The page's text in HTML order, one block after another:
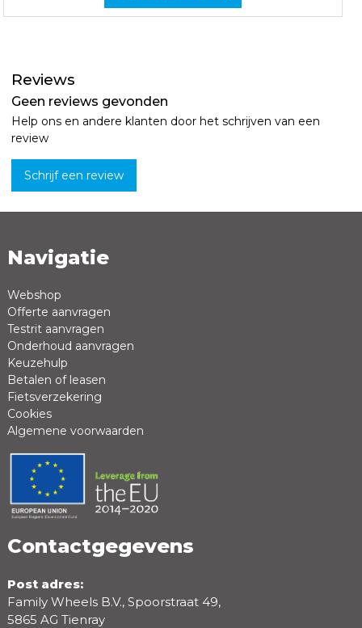
Reviews
Geen reviews gevonden
Help ons en andere klanten door het schrijven van een
review
Schrijf een review
Naam *
Review *
Positieve punten
Navigatie
Webshop
Offerte aanvragen
Testrit aanvragen
Onderhoud aanvragen
Keuzehulp
Betalen of leasen
Fietsverzekering
Cookies
Algemene voorwaarden
Contactgegevens
Post adres:
Family Wheels B.V., Spoorstraat 49,
5865 AG Tienray